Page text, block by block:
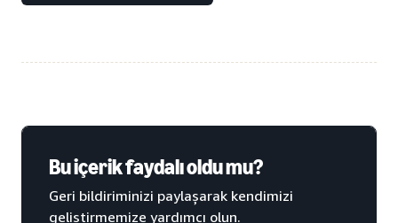
Bu içerik faydalı oldu mu?
Geri bildiriminizi paylaşarak kendimizi
geliştirmemize yardımcı olun.